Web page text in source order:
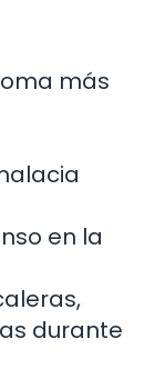
más
en la
durante